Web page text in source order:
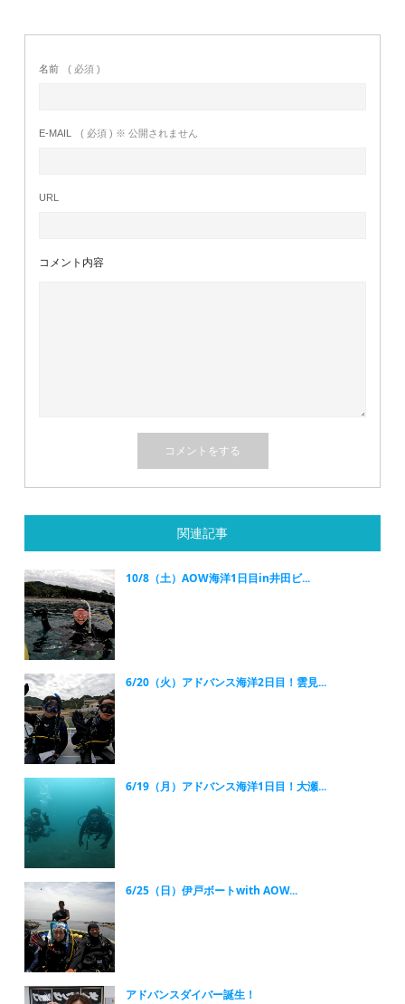
名前 ( 必須 )
E-MAIL ( 必須 ) ※ 公開されません
URL
コメント内容
関連記事
10/8（土）AOW海洋1日目in井田ビ...
6/20（火）アドバンス海洋2日目！雲見...
6/19（月）アドバンス海洋1日目！大瀬...
6/25（日）伊戸ボートwith AOW...
アドバンスダイバー誕生！